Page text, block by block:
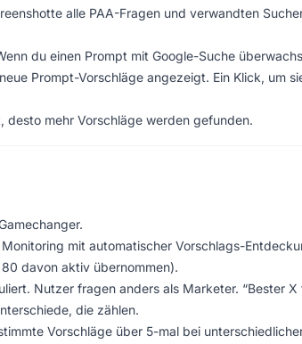
alle PAA-Fragen und verwandten
du einen Prompt mit Google-Suche
Prompt-Vorschläge angezeigt. Ein Klick, um
mehr Vorschläge werden gefunden.
mit automatischer Vorschlags-
davon aktiv übernommen).
Nutzer fragen anders als Marketer. “Bester X
die zählen.
Vorschläge über 5-mal bei